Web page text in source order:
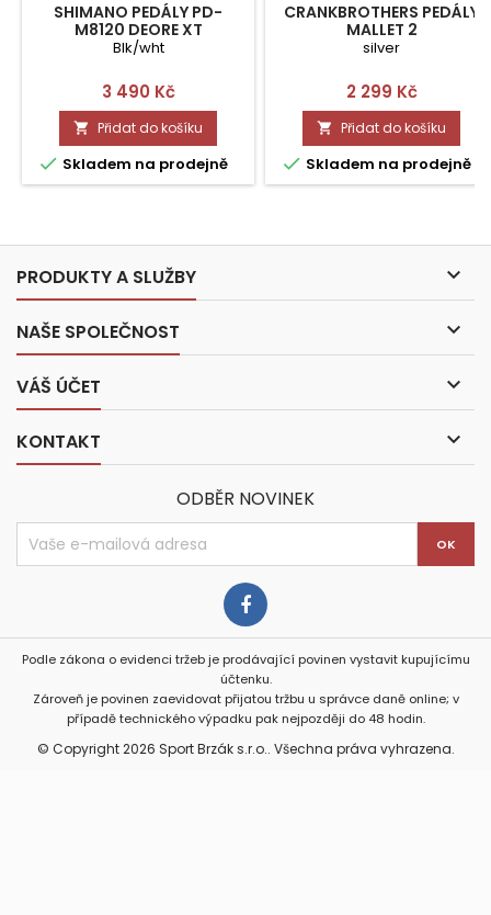
SHIMANO PEDÁLY PD-
M8120 DEORE XT
Blk/wht
Cena
3 490 Kč
 Přidat do košíku
 Skladem na prodejně
CRANKBROTHERS PEDÁLY
MALLET 2
silver
Cena
2 299 Kč
 Přidat do košíku
 Skladem na prodejně
PRODUKTY A SLUŽBY 
NAŠE SPOLEČNOST 
VÁŠ ÚČET 
KONTAKT 
ODBĚR NOVINEK
Podle zákona o evidenci tržeb je prodávající povinen vystavit kupujícímu
účtenku.
Zároveň je povinen zaevidovat přijatou tržbu u správce daně online; v
případě technického výpadku pak nejpozději do 48 hodin.
© Copyright 2026 Sport Brzák s.r.o.. Všechna práva vyhrazena.